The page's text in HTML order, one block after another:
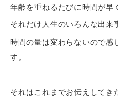
年齢を重ねるたびに時間が早
それだけ人生のいろんな出来
時間の量は変わらないので感
す。
それはこれまでお伝えしてき